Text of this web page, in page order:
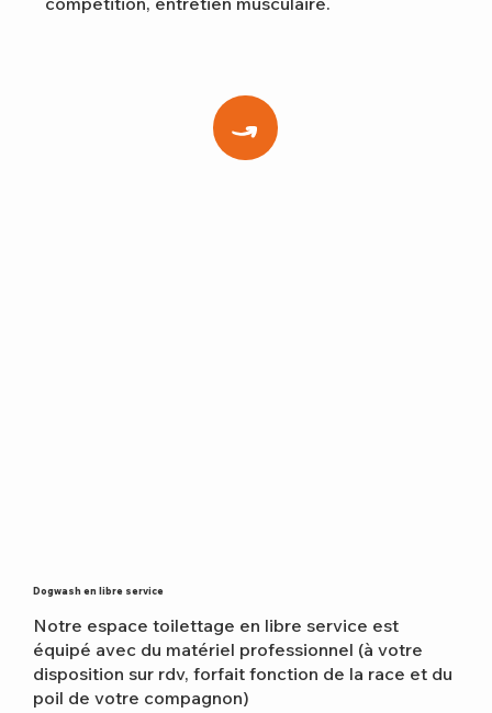
Dogwash en libre service
Notre espace toilettage en libre service est
équipé avec du matériel professionnel (à votre
disposition sur rdv, forfait fonction de la race et du
poil de votre compagnon)